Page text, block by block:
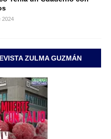
2024
ZULMA GUZMÁN